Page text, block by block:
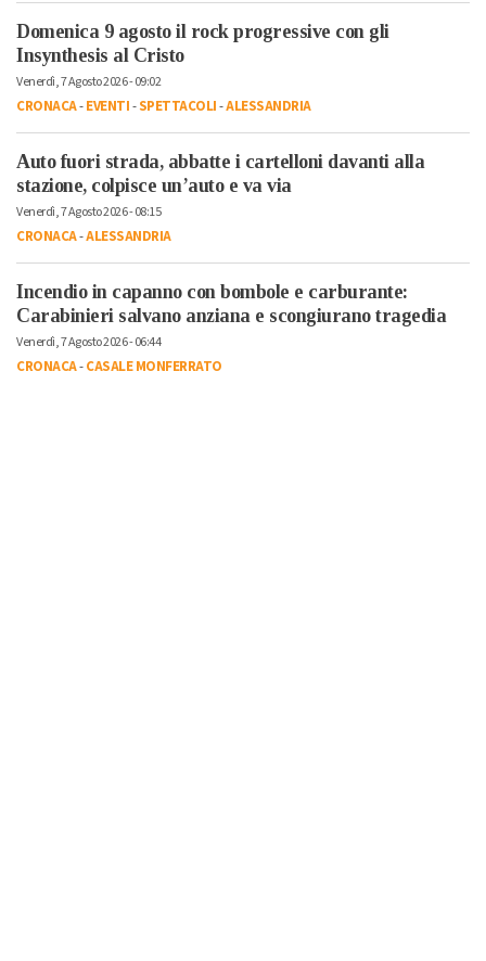
Domenica 9 agosto il rock progressive con gli
Insynthesis al Cristo
Venerdì, 7 Agosto 2026 - 09:02
CRONACA-EVENTI-SPETTACOLI-ALESSANDRIA
Auto fuori strada, abbatte i cartelloni davanti alla
stazione, colpisce un’auto e va via
Venerdì, 7 Agosto 2026 - 08:15
CRONACA-ALESSANDRIA
Incendio in capanno con bombole e carburante:
Carabinieri salvano anziana e scongiurano tragedia
Venerdì, 7 Agosto 2026 - 06:44
CRONACA-CASALE MONFERRATO